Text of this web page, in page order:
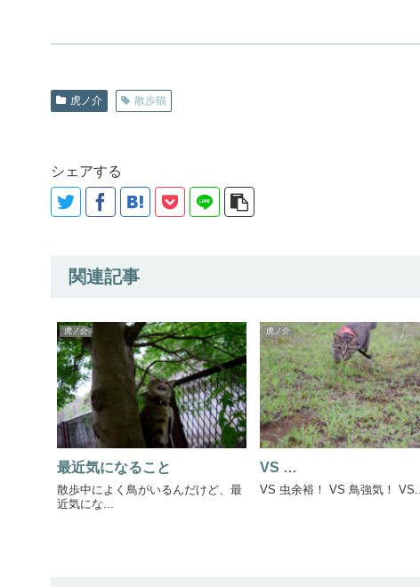
虎ノ介 散歩猫
シェアする
関連記事
虎ノ介
最近気になること
散歩中によく鳥がいるんだけど、最
近気にな...
虎ノ介
VS …
VS 虫余裕！ VS 鳥強気！ VS...